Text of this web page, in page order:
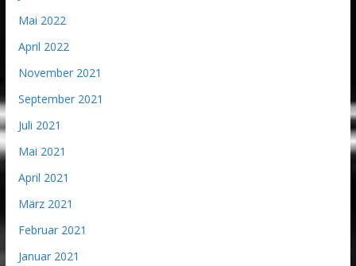
Mai 2022
April 2022
November 2021
September 2021
Juli 2021
Mai 2021
April 2021
März 2021
Februar 2021
Januar 2021